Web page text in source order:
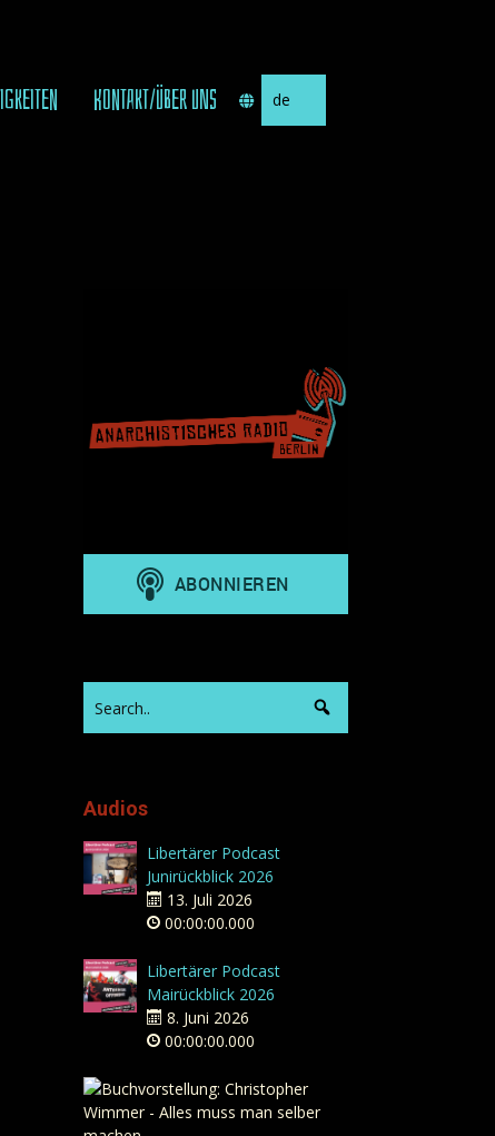
KONTAKT/ÜBER UNS
auswählen
Audios
Libertärer Podcast
Junirückblick 2026
13. Juli 2026
00:00:00.000
Libertärer Podcast
Mairückblick 2026
8. Juni 2026
00:00:00.000